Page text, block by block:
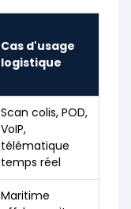
Cas d'usage
logistique
Scan colis, POD,
VoIP,
télématique
temps réel
Maritime